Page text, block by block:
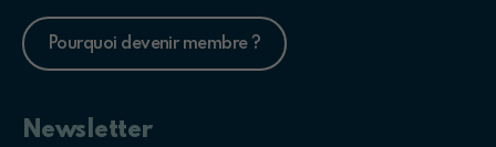
Pourquoi devenir membre ?
Newsletter